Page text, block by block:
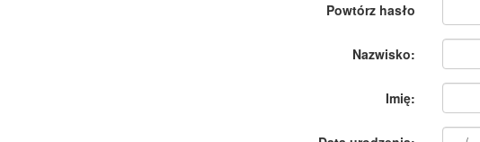
Powtórz hasło
Nazwisko:
Imię: